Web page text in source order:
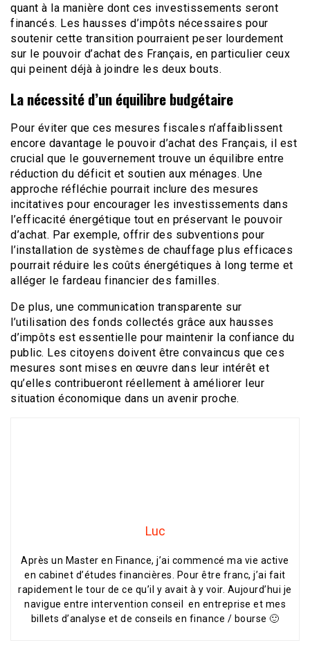
quant à la manière dont ces investissements seront
financés. Les hausses d’impôts nécessaires pour
soutenir cette transition pourraient peser lourdement
sur le pouvoir d’achat des Français, en particulier ceux
qui peinent déjà à joindre les deux bouts.
La nécessité d’un équilibre budgétaire
Pour éviter que ces mesures fiscales n’affaiblissent
encore davantage le pouvoir d’achat des Français, il est
crucial que le gouvernement trouve un équilibre entre
réduction du déficit et soutien aux ménages. Une
approche réfléchie pourrait inclure des mesures
incitatives pour encourager les investissements dans
l’efficacité énergétique tout en préservant le pouvoir
d’achat. Par exemple, offrir des subventions pour
l’installation de systèmes de chauffage plus efficaces
pourrait réduire les coûts énergétiques à long terme et
alléger le fardeau financier des familles.
De plus, une communication transparente sur
l’utilisation des fonds collectés grâce aux hausses
d’impôts est essentielle pour maintenir la confiance du
public. Les citoyens doivent être convaincus que ces
mesures sont mises en œuvre dans leur intérêt et
qu’elles contribueront réellement à améliorer leur
situation économique dans un avenir proche.
Luc
Après un Master en Finance, j’ai commencé ma vie active
en cabinet d’études financières. Pour être franc, j’ai fait
rapidement le tour de ce qu’il y avait à y voir. Aujourd’hui je
navigue entre intervention conseil en entreprise et mes
billets d’analyse et de conseils en finance / bourse 🙂